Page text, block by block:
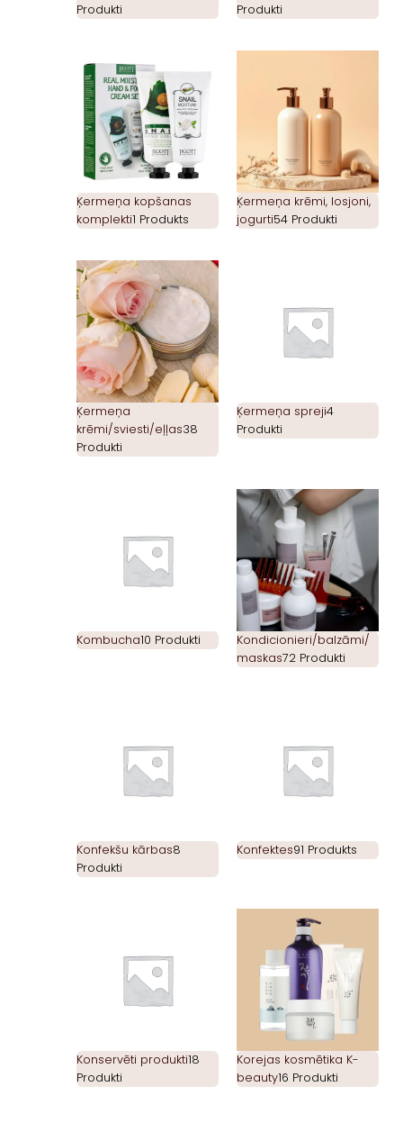
Produkti
Produkti
Ķermeņa kopšanas
komplekti1 Produkts
Ķermeņa krēmi, losjoni,
jogurti54 Produkti
Ķermeņa
krēmi/sviesti/eļļas38
Produkti
Ķermeņa spreji4
Produkti
Kombucha10 Produkti
Kondicionieri/balzāmi/
maskas72 Produkti
Konfekšu kārbas8
Produkti
Konfektes91 Produkts
Konservēti produkti18
Produkti
Korejas kosmētika K-
beauty16 Produkti